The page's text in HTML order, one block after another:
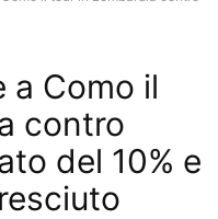
a Como il
contro
del 10% e